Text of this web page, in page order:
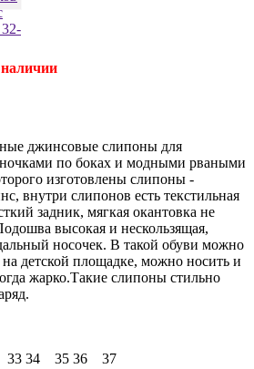
джинсовые слипоны для
по боках и модными рваными
изготовлены слипоны -
внутри слипонов есть текстильная
задник, мягкая окантовка не
высокая и нескользящая,
носочек. В такой обуви можно
на детской площадке, можно носить и
жарко.Такие слипоны стильно
33 34 35 36
37